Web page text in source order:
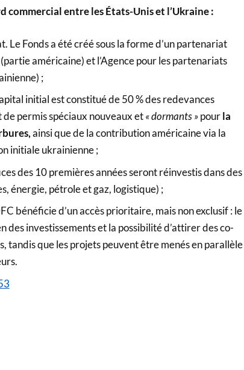
commercial entre les États-Unis et l’Ukraine :
Le Fonds a été créé sous la forme d’un partenariat
américaine) et l’Agence pour les partenariats
;
initial est constitué de 50 % des redevances
permis spéciaux nouveaux et« dormants »pourla
ainsi que de la contribution américaine via la
initiale ukrainienne ;
des 10 premières années seront réinvestis dans des
énergie, pétrole et gaz, logistique) ;
bénéficie d’un accès prioritaire, mais non exclusif : le
des investissements et la possibilité d’attirer des co-
tandis que les projets peuvent être menés en parallèle